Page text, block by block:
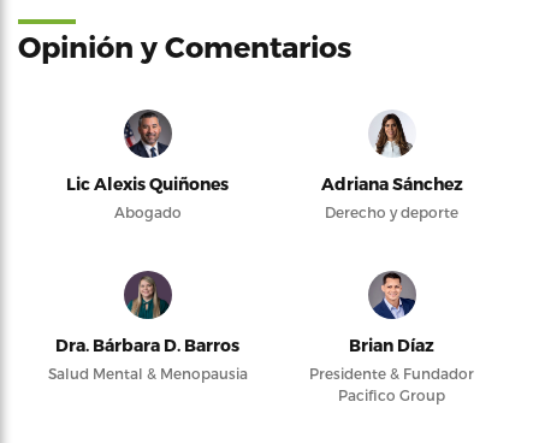
Opinión y Comentarios
Lic Alexis Quiñones
Abogado
Adriana Sánchez
Derecho y deporte
Dra. Bárbara D. Barros
Salud Mental & Menopausia
Brian Díaz
Presidente & Fundador
Pacifico Group